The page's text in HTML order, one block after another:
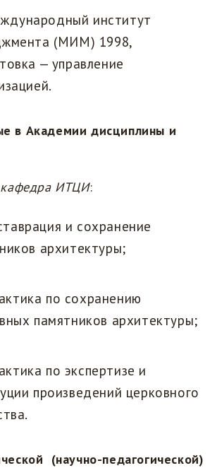
институт
(МИМ) 1998,
— управление
в Академии дисциплины и
кафедра ИТЦИ:
и сохранение
архитектуры;
по сохранению
памятников архитектуры;
по экспертизе и
произведений церковного
(научно-педагогической)